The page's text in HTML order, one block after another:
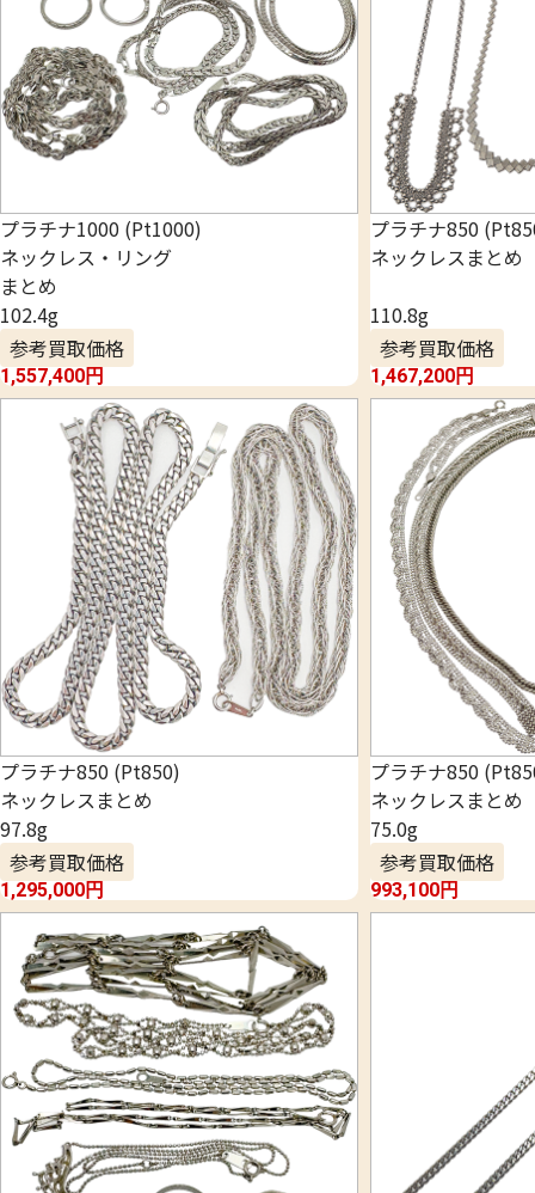
プラチナ1000 (Pt1000)
ネックレス・リング
まとめ
102.4g
参考買取価格
1,557,400円
プラチナ850
ネックレスまとめ
110.8g
参考買取価格
1,467,200円
プラチナ850 (Pt850)
ネックレスまとめ
97.8g
参考買取価格
1,295,000円
プラチナ850
ネックレスまとめ
75.0g
参考買取価格
993,100円